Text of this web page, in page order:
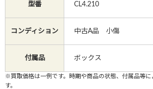
型番 CL4.210
コンディション 中古A品 小傷
付属品 ボックス
※買取価格は一例です。時期や商品の状態、付属品等に
す。